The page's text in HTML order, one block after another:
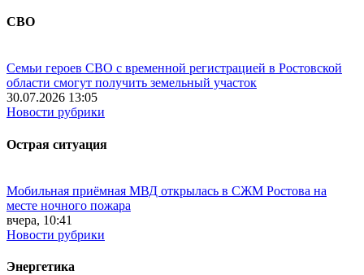
СВО
Семьи героев СВО с временной регистрацией в Ростовской
области смогут получить земельный участок
30.07.2026 13:05
Новости рубрики
Острая ситуация
Мобильная приёмная МВД открылась в СЖМ Ростова на
месте ночного пожара
вчера, 10:41
Новости рубрики
Энергетика